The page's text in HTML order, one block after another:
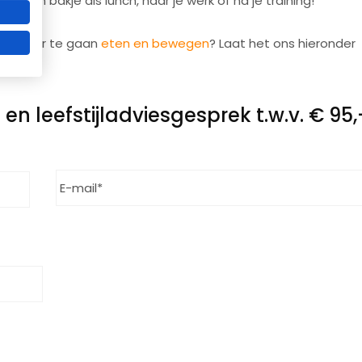
te gaan eten en bewegen? Laat het ons hieronder
leefstijladviesgesprek t.w.v. €
* geheel vrijbijvend meer info aanvragen